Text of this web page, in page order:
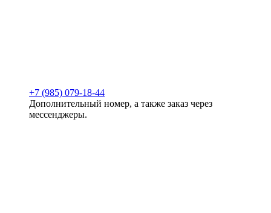
+7 (985) 079-18-44
Дополнительный номер, а также заказ через
мессенджеры.